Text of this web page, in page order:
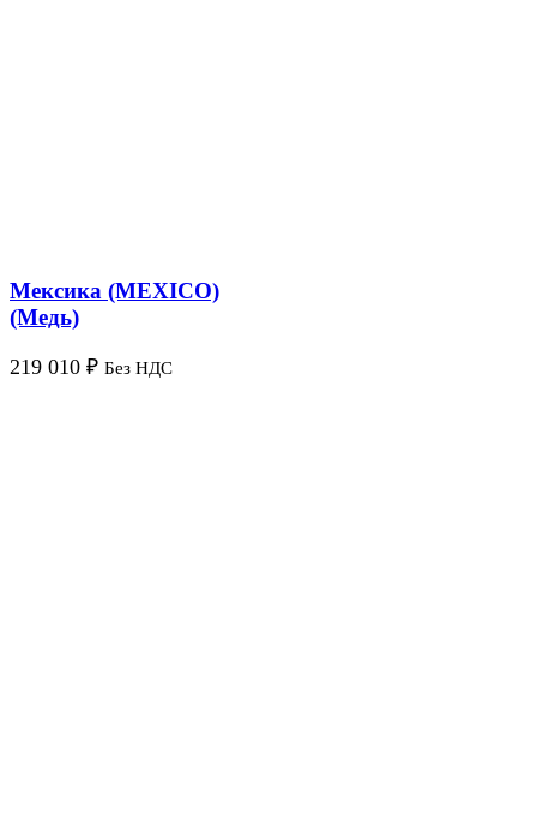
Мексика (MEXICO)
(Медь)
219 010 ₽ Без НДС